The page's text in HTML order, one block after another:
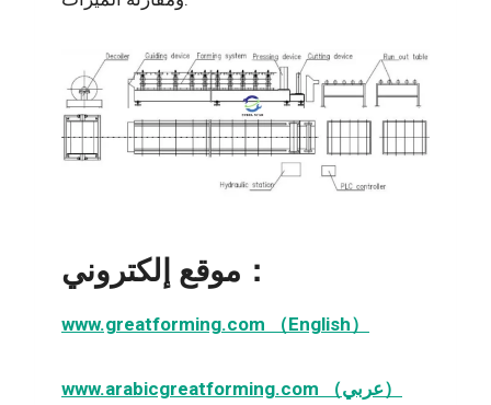
موقع إلكتروني：
www.greatforming.com （English）
www.arabicgreatforming.com （عربي）